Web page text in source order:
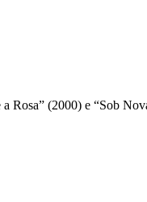
(2000) e “Sob